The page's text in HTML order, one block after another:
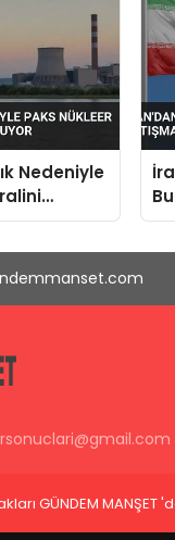
Nedeniyle
GÜNDEM MANŞET